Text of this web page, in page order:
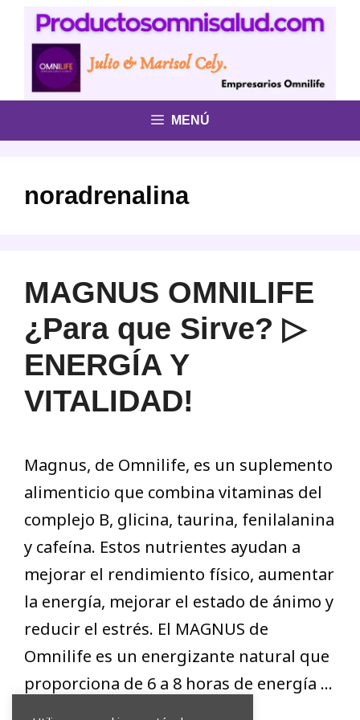
Saltar
contenido
MENÚ
noradrenalina
MAGNUS OMNILIFE
¿Para que Sirve? ▷
ENERGÍA Y
VITALIDAD!
Magnus, de Omnilife, es un suplemento
alimenticio que combina vitaminas del
complejo B, glicina, taurina, fenilalanina
y cafeína. Estos nutrientes ayudan a
mejorar el rendimiento físico, aumentar
la energía, mejorar el estado de ánimo y
reducir el estrés. El MAGNUS de
Omnilife es un energizante natural que
proporciona de 6 a 8 horas de energía …